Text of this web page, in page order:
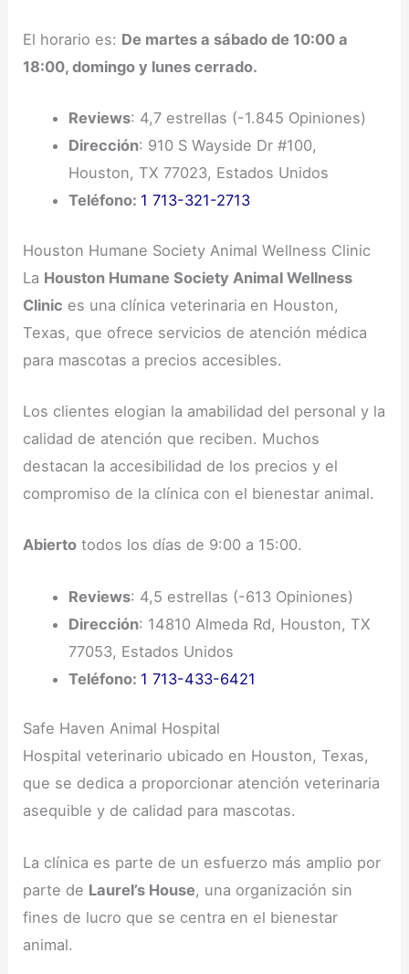
El horario es: De martes a sábado de 10:00 a
18:00, domingo y lunes cerrado.
Reviews: 4,7 estrellas (-1.845 Opiniones)
Dirección: 910 S Wayside Dr #100,
Houston, TX 77023, Estados Unidos
Teléfono: 1 713-321-2713
Houston Humane Society Animal Wellness Clinic
La Houston Humane Society Animal Wellness
Clinic es una clínica veterinaria en Houston,
Texas, que ofrece servicios de atención médica
para mascotas a precios accesibles.
Los clientes elogian la amabilidad del personal y la
calidad de atención que reciben. Muchos
destacan la accesibilidad de los precios y el
compromiso de la clínica con el bienestar animal.
Abierto todos los días de 9:00 a 15:00.
Reviews: 4,5 estrellas (-613 Opiniones)
Dirección: 14810 Almeda Rd, Houston, TX
77053, Estados Unidos
Teléfono: 1 713-433-6421
Safe Haven Animal Hospital
Hospital veterinario ubicado en Houston, Texas,
que se dedica a proporcionar atención veterinaria
asequible y de calidad para mascotas.
La clínica es parte de un esfuerzo más amplio por
parte de Laurel’s House, una organización sin
fines de lucro que se centra en el bienestar
animal.